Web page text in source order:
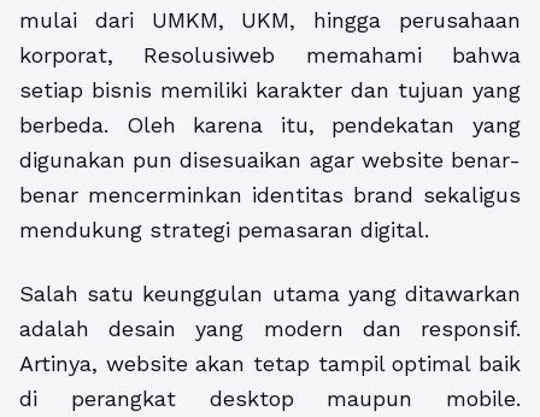
mulai dari UMKM, UKM, hingga perusahaan
korporat, Resolusiweb memahami bahwa
setiap bisnis memiliki karakter dan tujuan yang
berbeda. Oleh karena itu, pendekatan yang
digunakan pun disesuaikan agar website benar-
benar mencerminkan identitas brand sekaligus
mendukung strategi pemasaran digital.
Salah satu keunggulan utama yang ditawarkan
adalah desain yang modern dan responsif.
Artinya, website akan tetap tampil optimal baik
di perangkat desktop maupun mobile.